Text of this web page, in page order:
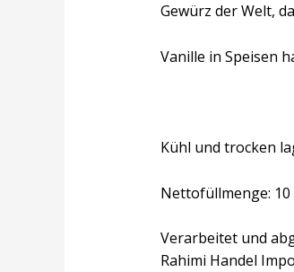
Gewürz der Welt,
Vanille in Speisen
Kühl und trocken
Nettofüllmenge: 10
Verarbeitet und
Rahimi Handel